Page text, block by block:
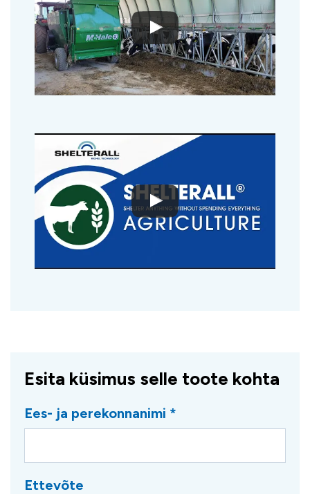
Esita küsimus selle toote kohta
Ees- ja perekonnanimi *
Ettevõte